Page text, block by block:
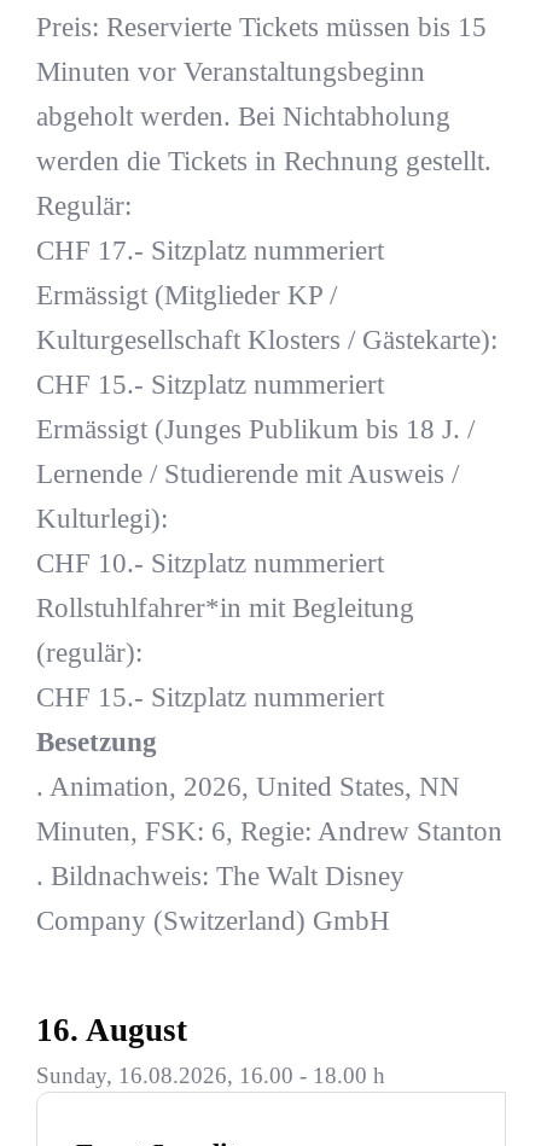
Preis: Reservierte Tickets müssen bis 15
Minuten vor Veranstaltungsbeginn
abgeholt werden. Bei Nichtabholung
werden die Tickets in Rechnung gestellt.
Regulär:
CHF 17.- Sitzplatz nummeriert
Ermässigt (Mitglieder KP /
Kulturgesellschaft Klosters / Gästekarte):
CHF 15.- Sitzplatz nummeriert
Ermässigt (Junges Publikum bis 18 J. /
Lernende / Studierende mit Ausweis /
Kulturlegi):
CHF 10.- Sitzplatz nummeriert
Rollstuhlfahrer*in mit Begleitung
(regulär):
CHF 15.- Sitzplatz nummeriert
Besetzung
. Animation, 2026, United States, NN
Minuten, FSK: 6, Regie: Andrew Stanton
. Bildnachweis: The Walt Disney
Company (Switzerland) GmbH
16. August
Sunday, 16.08.2026, 16.00 - 18.00 h